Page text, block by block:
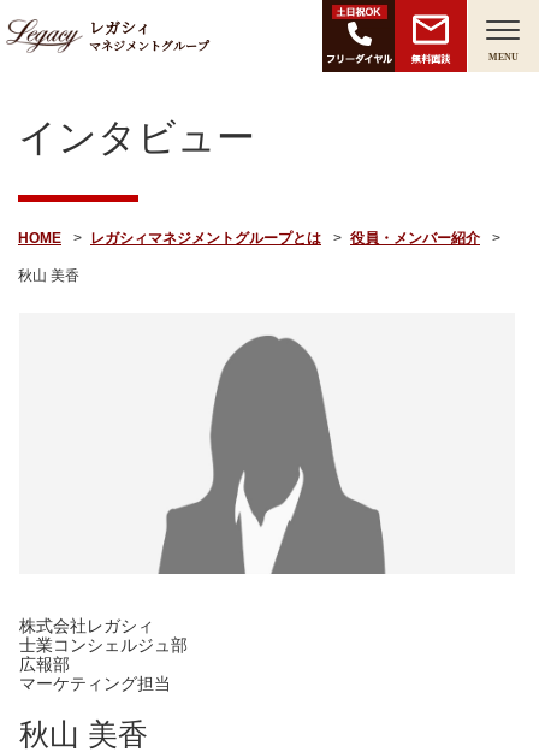
レガシィ
マネジメントグループ
無料面談 MENU
インタビュー
HOME レガシィマネジメントグループとは 役員・メンバー紹介
秋山 美香
株式会社レガシィ
士業コンシェルジュ部
広報部
マーケティング担当
秋山 美香